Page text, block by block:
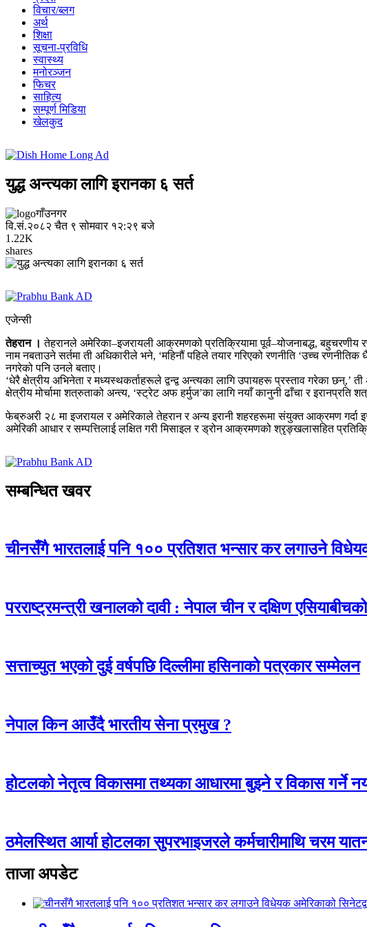
विचार/ब्लग
अर्थ
शिक्षा
सूचना-प्रविधि
स्वास्थ्य
मनोरञ्जन
फिचर
साहित्य
सम्पूर्ण मिडिया
खेलकुद
युद्ध अन्त्यका लागि इरानका ६ सर्त
गाँउनगर
वि.सं.२०८२ चैत ९ सोमवार १२:२९ बजे
1.22K
shares
एजेन्सी
तेहरान । तेहरानले अमेरिका–इजरायली आक्रमणको प्रतिक्रियामा पूर्व–योजनाबद्ध, बहुचरणीय
नाम नबताउने सर्तमा ती अधिकारीले भने, ‘महिनौं पहिले तयार गरिएको रणनीति ‘उच्च
नगरेको पनि उनले बताए।
‘धेरै क्षेत्रीय अभिनेता र मध्यस्थकर्ताहरूले द्वन्द्व अन्त्यका लागि उपायहरू प्रस्ताव गरेका
क्षेत्रीय मोर्चामा शत्रुताको अन्त्य, ‘स्ट्रेट अफ हर्मुज’का लागि नयाँ कानुनी ढाँचा र इरानप्रति
फेब्रुअरी २८ मा इजरायल र अमेरिकाले तेहरान र अन्य इरानी शहरहरूमा संयुक्त आक्रमण गर्दा
अमेरिकी आधार र सम्पत्तिलाई लक्षित गरी मिसाइल र ड्रोन आक्रमणको श्रृङ्खलासहित
सम्बन्धित खवर
चीनसँगै भारतलाई पनि १०० प्रतिशत भन्सार कर लगाउने विधेयक
परराष्ट्रमन्त्री खनालको दावी : नेपाल चीन र दक्षिण
सत्ताच्युत भएको दुई वर्षपछि दिल्लीमा हसिनाको पत्रकार सम्मेलन
नेपाल किन आउँदै भारतीय सेना प्रमुख ?
होटलको नेतृत्व विकासमा तथ्यका आधारमा बुझ्ने र विकास गर्ने
ठमेलस्थित आर्या होटलका सुपरभाइजरले कर्मचारीमाथि चरम
ताजा अपडेट